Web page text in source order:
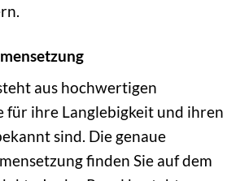
aus hochwertigen
für ihre Langlebigkeit und ihren
sind. Die genaue
finden Sie auf dem